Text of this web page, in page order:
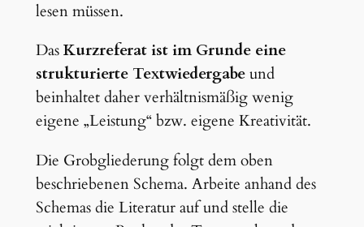
lesen müssen.
DasKurzreferat ist im Grunde eine
strukturierte Textwiedergabeund
beinhaltet daher verhältnismäßig wenig
eigene „Leistung“ bzw. eigene Kreativität.
Die Grobgliederung folgt dem oben
beschriebenen Schema. Arbeite anhand des
Schemas die Literatur auf und stelle die